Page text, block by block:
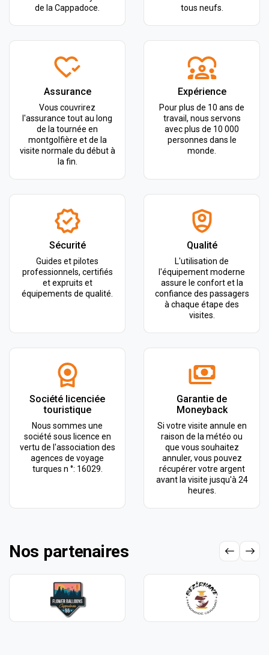
de la Cappadoce.
tous neufs.
Assurance
Vous couvrirez
l'assurance tout au long
de la tournée en
montgolfière et de la
visite normale du début à
la fin.
Expérience
Pour plus de 10 ans de
travail, nous servons
avec plus de 10 000
personnes dans le
monde.
Sécurité
Guides et pilotes
professionnels, certifiés
et expruits et
équipements de qualité.
Qualité
L'utilisation de
l'équipement moderne
assure le confort et la
confiance des passagers
à chaque étape des
visites.
Société licenciée
touristique
Nous sommes une
société sous licence en
vertu de l'association des
agences de voyage
turques n °: 16029.
Garantie de
Moneyback
Si votre visite annule en
raison de la météo ou
que vous souhaitez
annuler, vous pouvez
récupérer votre argent
avant la visite jusqu'à 24
heures.
Nos partenaires